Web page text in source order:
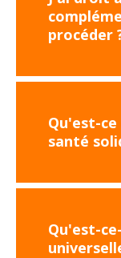
procéder
Qu'est-
santé
Qu'est-